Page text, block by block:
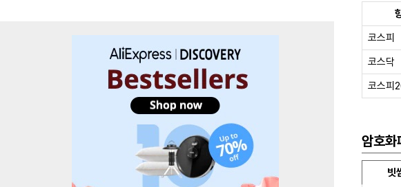
코스피
코스닥
코스피
암호화
빗